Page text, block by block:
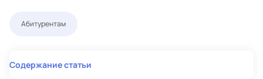
Абитурентам
Содержание статьи